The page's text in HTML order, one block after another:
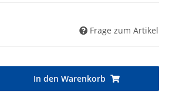
Frage zum Artikel
In den Warenkorb